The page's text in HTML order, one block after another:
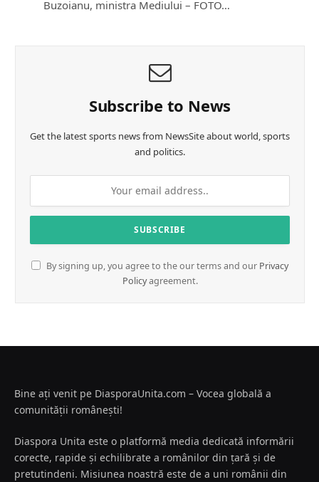
Buzoianu, ministra Mediului – FOTO…
Subscribe to News
Get the latest sports news from NewsSite about world, sports
and politics.
By signing up, you agree to the our terms and our Privacy
Policyagreement.
Bine ați venit pe DiasporaUnita.com – Vocea globală a
comunității românești!
Diaspora Unita este o platformă media dedicată informării
corecte, rapide și echilibrate a românilor din țară și de
pretutindeni. Misiunea noastră este de a uni românii din